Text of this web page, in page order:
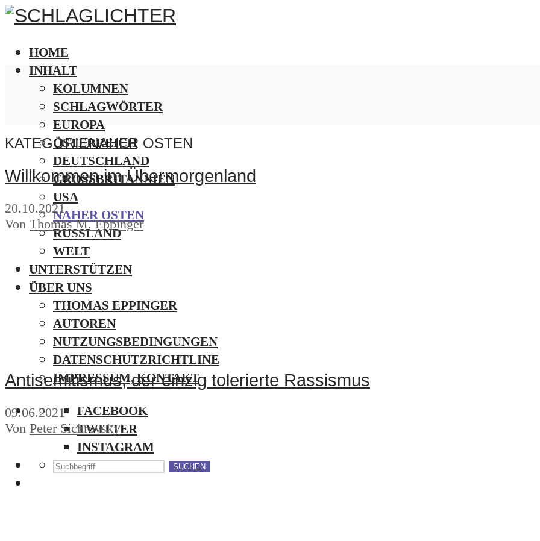
HOME
INHALT
KOLUMNEN
SCHLAGWÖRTER
EUROPA
ÖSTERREICH
DEUTSCHLAND
GROSSBRITANNIEN
USA
NAHER OSTEN
RUSSLAND
WELT
UNTERSTÜTZEN
ÜBER UNS
THOMAS EPPINGER
AUTOREN
NUTZUNGSBEDINGUNGEN
DATENSCHUTZRICHTLINE
IMPRESSUM, KONTAKT
FACEBOOK
TWITTER
INSTAGRAM
SUCHEN
KATEGORIENAHER OSTEN
Willkommen im Übermorgenland
20.10.2021
Von Thomas M. Eppinger
Antisemitismus, der einzig tolerierte Rassismus
09.06.2021
Von Peter Sichrovsky